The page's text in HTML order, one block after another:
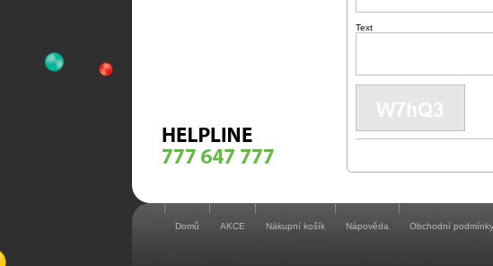
Text
Domů AKCE Nákupní košík Nápověda Obchodní podmínky